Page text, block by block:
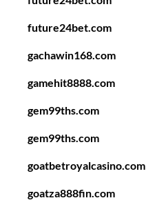
future24bet.com
gachawin168.com
gamehit8888.com
gem99ths.com
gem99ths.com
goatbetroyalcasino.com
goatza888fin.com